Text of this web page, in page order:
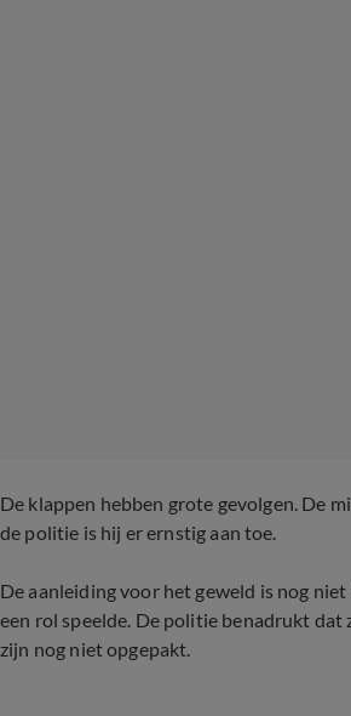
De klappen hebben grote gevolgen. De
de politie is hij er ernstig aan toe.
De aanleiding voor het geweld is nog
een rol speelde. De politie benadrukt dat
zijn nog niet opgepakt.